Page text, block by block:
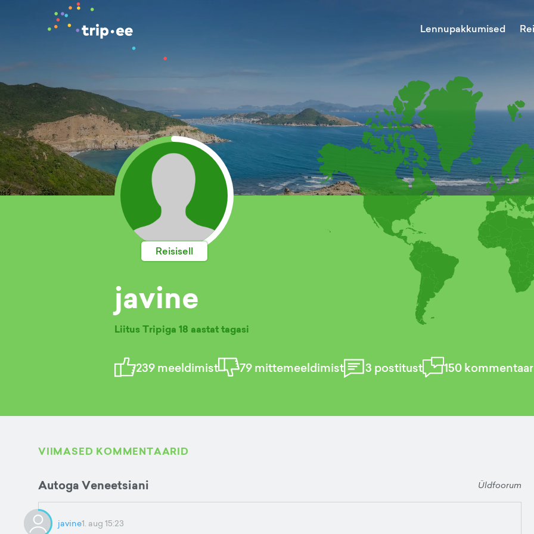
Lennupakkumised
Reisisell
javine
Liitus Tripiga 18 aastat tagasi
239meeldimist 79mittemeeldimist 3 postitust 150
VIIMASED KOMMENTAARID
Autoga Veneetsiani Üldfoorum
javine1. aug 15:23